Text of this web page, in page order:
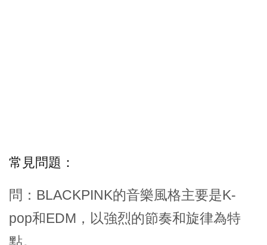
常見問題：
問：BLACKPINK的音樂風格主要是K-
pop和EDM，以強烈的節奏和旋律為特
點。